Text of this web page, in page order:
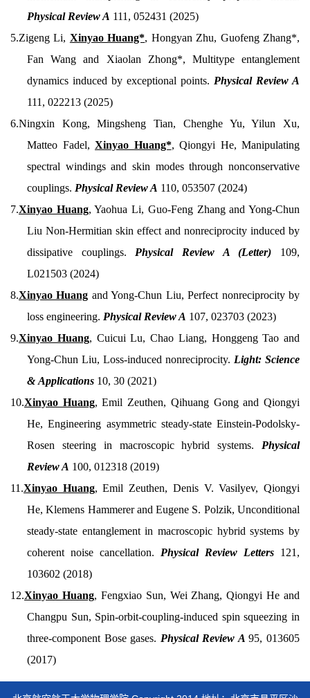
Physical Review A 111, 052431 (2025)
5.Zigeng Li, Xinyao Huang*, Hongyan Zhu, Guofeng Zhang*,
Fan Wang and Xiaolan Zhong*, Multitype entanglement
dynamics induced by exceptional points. Physical Review A
111, 022213 (2025)
6.Ningxin Kong, Mingsheng Tian, Chenghe Yu, Yilun Xu,
Matteo Fadel, Xinyao Huang*, Qiongyi He, Manipulating
spectral windings and skin modes through nonconservative
couplings. Physical Review A 110, 053507 (2024)
7.Xinyao Huang, Yaohua Li, Guo-Feng Zhang and Yong-Chun
Liu Non-Hermitian skin effect and nonreciprocity induced by
dissipative couplings. Physical Review A (Letter) 109,
L021503 (2024)
8.Xinyao Huang and Yong-Chun Liu, Perfect nonreciprocity by
loss engineering. Physical Review A 107, 023703 (2023)
9.Xinyao Huang, Cuicui Lu, Chao Liang, Honggeng Tao and
Yong-Chun Liu, Loss-induced nonreciprocity. Light: Science
& Applications 10, 30 (2021)
10.Xinyao Huang, Emil Zeuthen, Qihuang Gong and Qiongyi
He, Engineering asymmetric steady-state Einstein-Podolsky-
Rosen steering in macroscopic hybrid
systems. Physical
Review A 100, 012318 (2019)
11.Xinyao Huang, Emil Zeuthen, Denis V. Vasilyev, Qiongyi
He, Klemens Hammerer and Eugene S. Polzik, Unconditional
steady-state entanglement in macroscopic hybrid systems by
coherent noise cancellation. Physical Review Letters 121,
103602 (2018)
12.Xinyao Huang, Fengxiao Sun, Wei Zhang, Qiongyi He and
Changpu Sun, Spin-orbit-coupling-induced spin squeezing in
three-component Bose gases. Physical Review A95, 013605
(2017)